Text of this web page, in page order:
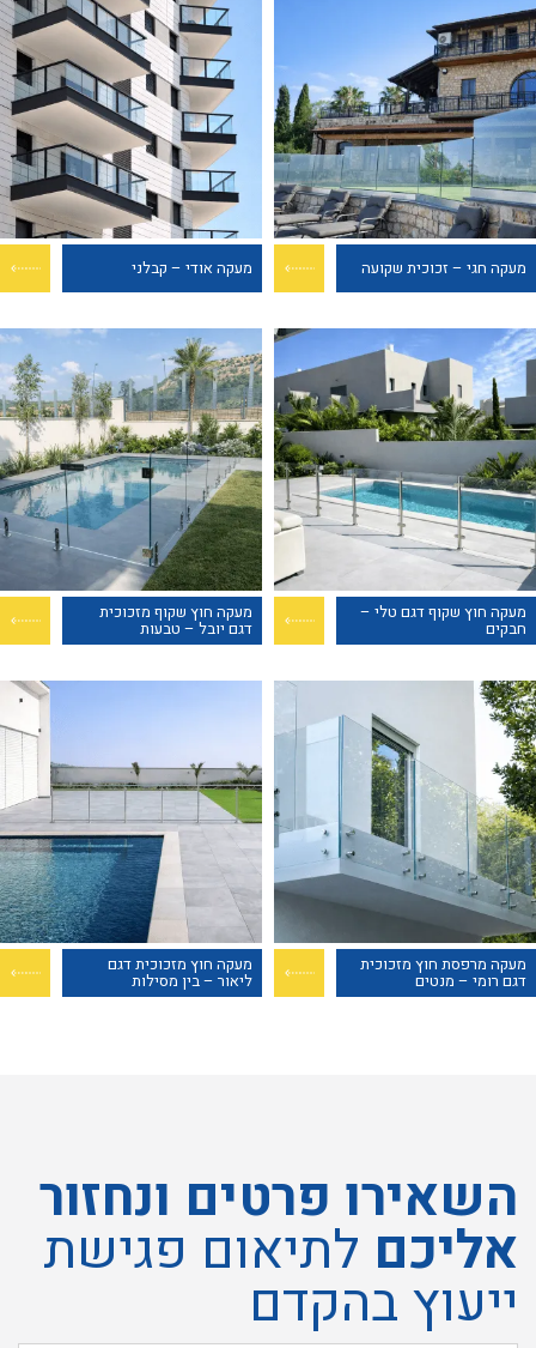
מעקה חגי – זכוכית שקועה מעקה אודי – קבלני
מעקה חוץ שקוף דגם טלי –
חבקים
מעקה חוץ שקוף מזכוכית
דגם יובל – טבעות
מעקה מרפסת חוץ מזכוכית
דגם רומי – מנטים
מעקה חוץ מזכוכית דגם
ליאור – בין מסילות
השאירו פרטים ונחזור
אליכם לתיאום פגישת
ייעוץ בהקדם